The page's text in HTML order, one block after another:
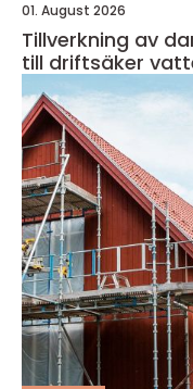
01. August 2026
Tillverkning av
till driftsäker